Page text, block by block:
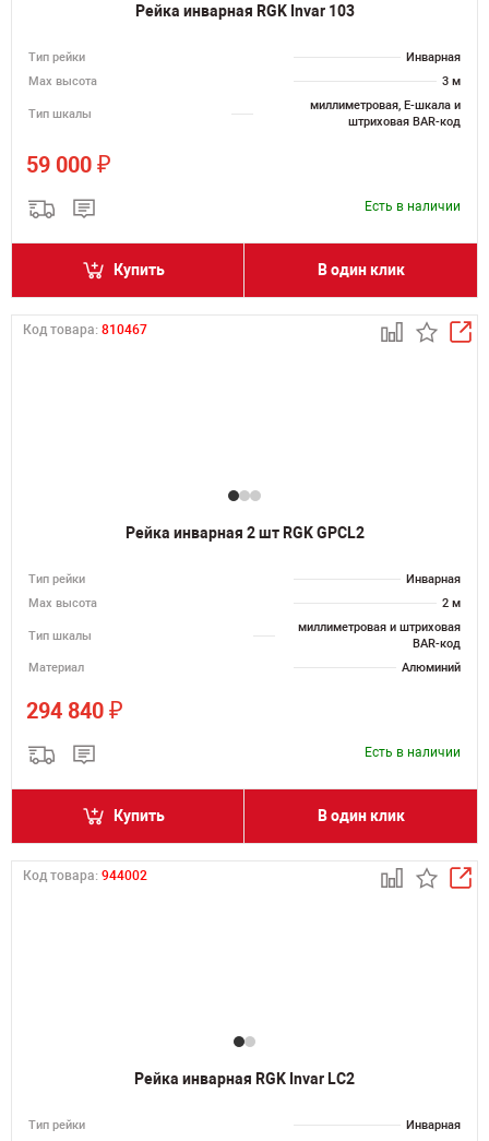
Рейка инварная RGK Invar 103
Тип рейки
Инварная
Мах высота
3 м
Тип шкалы
миллиметровая, E-шкала и
штриховая BAR-код
59 000 ₽
Есть в наличии
Купить В один клик
Код товара: 810467
Рейка инварная 2 шт RGK GPCL2
Тип рейки
Инварная
Мах высота
2 м
Тип шкалы
миллиметровая и штриховая
BAR-код
Материал
Алюминий
294 840 ₽
Есть в наличии
Купить В один клик
Код товара: 944002
Рейка инварная RGK Invar LC2
Тип рейки
Инварная